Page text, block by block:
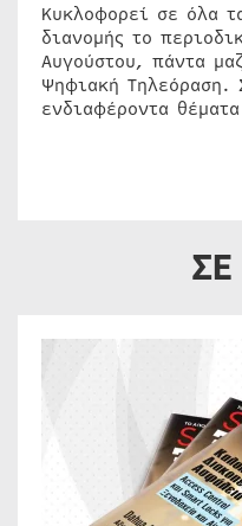
Κυκλοφορεί σε όλα
διανομής το
Αυγούστου, πάντα
Ψηφιακή Τηλεόραση.
ενδιαφέροντα